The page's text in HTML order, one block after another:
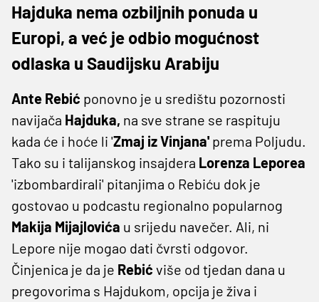
Hajduka nema ozbiljnih ponuda u
Europi, a već je odbio mogućnost
odlaska u Saudijsku Arabiju
Ante Rebić ponovno je u središtu pozornosti
navijača Hajduka, na sve strane se raspituju
kada će i hoće li 'Zmaj iz Vinjana' prema Poljudu.
Tako su i talijanskog insajdera Lorenza Leporea
'izbombardirali' pitanjima o Rebiću dok je
gostovao u podcastu regionalno popularnog
Makija Mijajlovića u srijedu navečer. Ali, ni
Lepore nije mogao dati čvrsti odgovor.
Činjenica je da je Rebić više od tjedan dana u
pregovorima s Hajdukom, opcija je živa i